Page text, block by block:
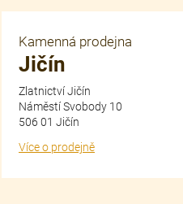
Kamenná prodejna
Jičín
Zlatnictví Jičín
Náměstí Svobody 10
506 01 Jičín
Více o prodejně